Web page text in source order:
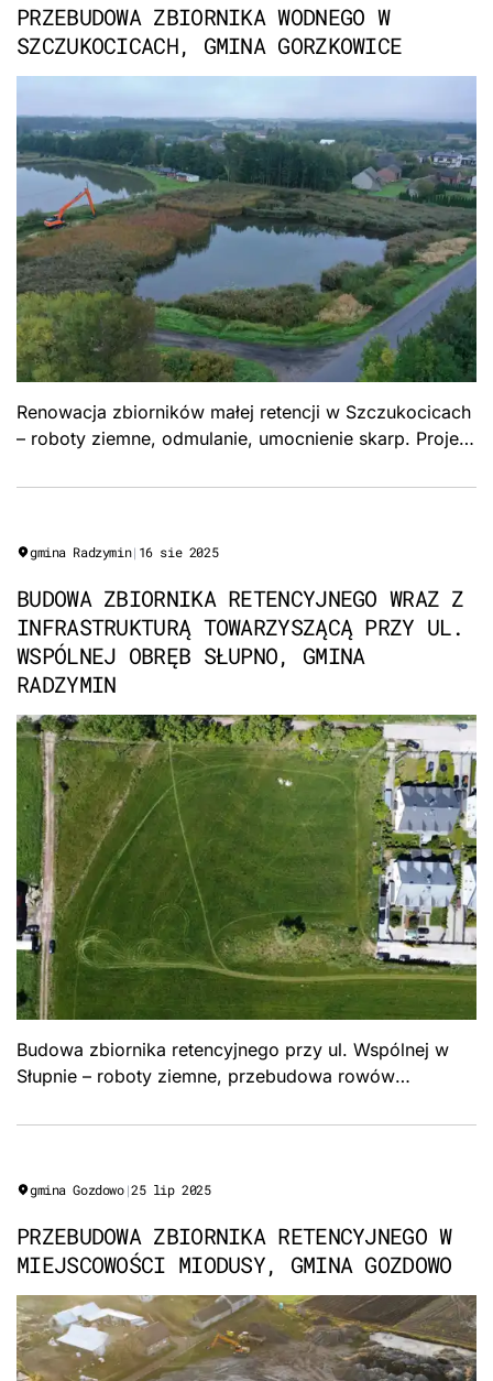
PRZEBUDOWA ZBIORNIKA WODNEGO W
SZCZUKOCICACH, GMINA GORZKOWICE
Renowacja zbiorników małej retencji w Szczukocicach
– roboty ziemne, odmulanie, umocnienie skarp. Projekt
Łódzkiego, Gmina Gorzkowice.
gmina Radzymin| 16 sie 2025
BUDOWA ZBIORNIKA RETENCYJNEGO WRAZ Z
INFRASTRUKTURĄ TOWARZYSZĄCĄ PRZY UL.
WSPÓLNEJ OBRĘB SŁUPNO, GMINA
RADZYMIN
Budowa zbiornika retencyjnego przy ul. Wspólnej w
Słupnie – roboty ziemne, przebudowa rowów
Radzymin.
gmina Gozdowo|25 lip 2025
PRZEBUDOWA ZBIORNIKA RETENCYJNEGO W
MIEJSCOWOŚCI MIODUSY, GMINA GOZDOWO